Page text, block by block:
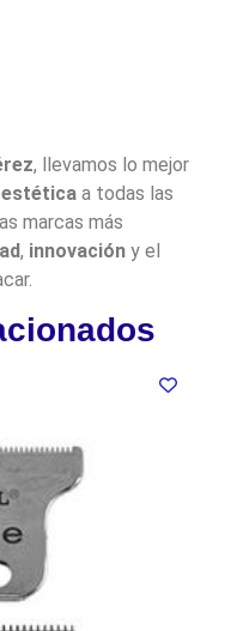
, llevamos lo mejor
estética a todas las
marcas más
, innovación y el